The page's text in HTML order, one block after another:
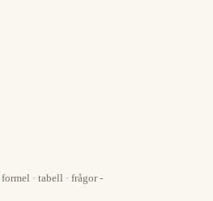
· tabell · frågor -